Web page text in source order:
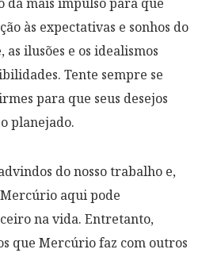
às expectativas e sonhos do
ilusões e os idealismos
Tente sempre se
para que seus desejos
planejado.
do nosso trabalho e,
Mercúrio aqui pode
na vida. Entretanto,
que Mercúrio faz com outros